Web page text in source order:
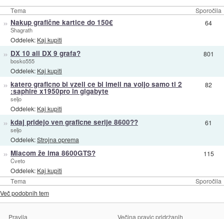
Tema Sporočila
Tema Sporočila
» Nakup grafične kartice do 150€
Shagrath
Oddelek: Kaj kupiti
64
» DX 10 ali DX 9 grafa?
bosko555
Oddelek: Kaj kupiti
801
» katero graficno bi vzeli ce bi imeli na voljo samo ti 2
:saphire x1950pro in gigabyte
seljo
Oddelek: Kaj kupiti
82
» kdaj pridejo ven graficne serije 8600??
seljo
Oddelek:Strojna oprema
61
» Mlacom že ima 8600GTS?
Cveto
Oddelek: Kaj kupiti
115
Več podobnih tem
Pravila Večina pravic pridržanih